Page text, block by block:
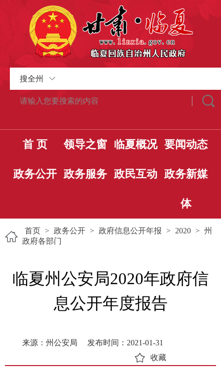
搜全州
首 页 领导之窗 临夏概况 要闻动态
政务公开 政务服务 政民互动 政务新媒
体
首页 > 政务公开 > 政府信息公开年报 > 2020 > 州
政府各部门
临夏州公安局2020年政府信
息公开年度报告
来源：州公安局
发布时间：2021-01-31
收藏